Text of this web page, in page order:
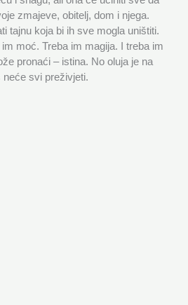
zmajeve, obitelj, dom i njega.
tajnu koja bi ih sve mogla uništiti.
moć. Treba im magija. I treba im
pronaći – istina. No oluja je na
svi preživjeti.